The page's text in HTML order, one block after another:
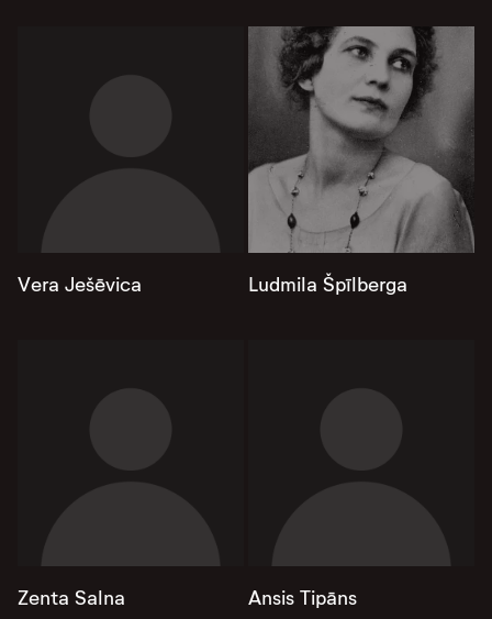
Vera Ješēvica Ludmila Špīlberga
Zenta Salna Ansis Tipāns